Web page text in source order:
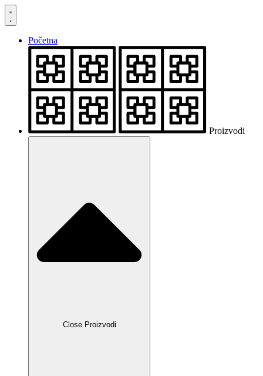
Skočite
na
Početna
Proizvodi
Close Proizvodi